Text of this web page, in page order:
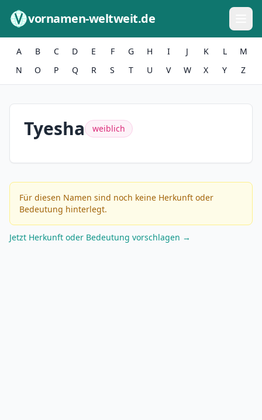
vornamen-weltweit.de
A B C D E F G H I J K L
M
N
O P Q R S T U V W X Y Z
Tyesha weiblich
Für diesen Namen sind noch keine Herkunft oder
Bedeutung hinterlegt.
Jetzt Herkunft oder Bedeutung vorschlagen →